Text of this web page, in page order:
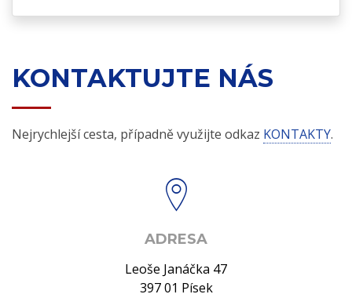
KONTAKTUJTE NÁS
Nejrychlejší cesta, případně využijte odkaz KONTAKTY.
ADRESA
Leoše Janáčka 47
397 01 Písek